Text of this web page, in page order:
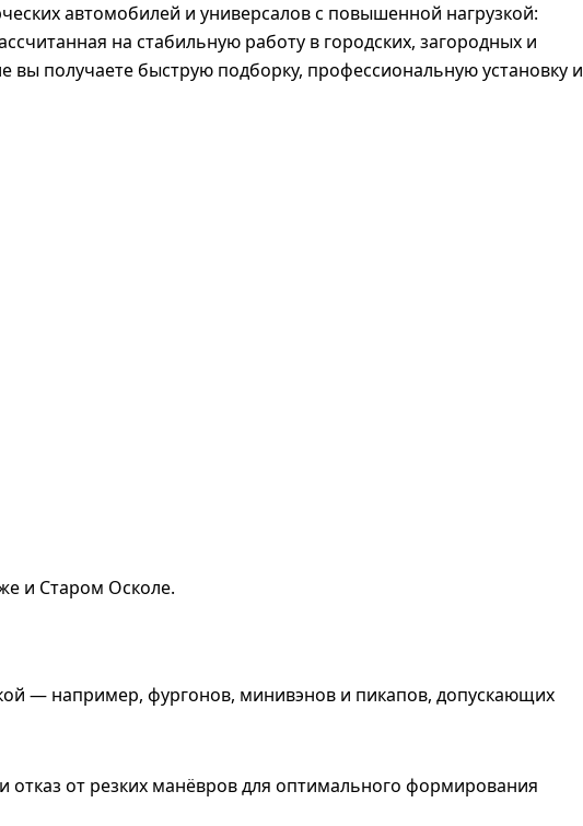
автомобилей и универсалов с повышенной нагрузкой:
на стабильную работу в городских, загородных и
получаете быструю подборку, профессиональную установку и
и Старом Осколе.
— например, фургонов, минивэнов и пикапов, допускающих
отказ от резких манёвров для оптимального формирования